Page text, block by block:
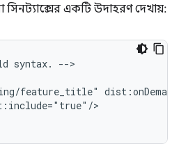
একটি উদাহরণ দেখায়:
syntax.
-->
feature_title"
>